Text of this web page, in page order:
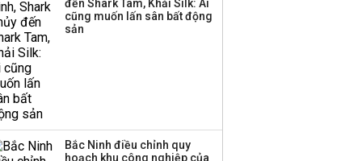
đến Shark Tam, Khải Silk: Ai
cũng muốn lấn sân bất động
sản
Bắc Ninh điều chỉnh quy
hoạch khu công nghiệp của